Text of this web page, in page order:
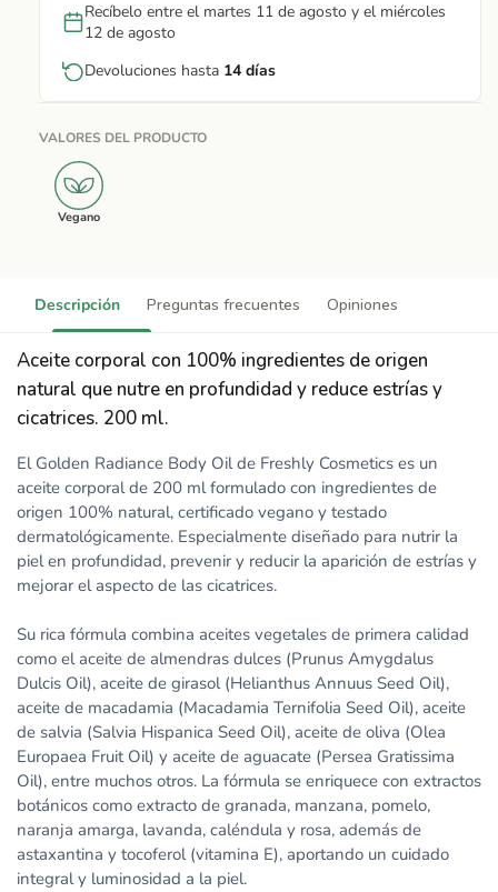
Recíbelo entre el martes 11 de agosto y el miércoles
12 de agosto
Devoluciones hasta 14 días
VALORES DEL PRODUCTO
Vegano
Descripción Preguntas frecuentes Opiniones
Aceite corporal con 100% ingredientes de origen
natural que nutre en profundidad y reduce estrías y
cicatrices. 200 ml.
El Golden Radiance Body Oil de Freshly Cosmetics es un
aceite corporal de 200 ml formulado con ingredientes de
origen 100% natural, certificado vegano y testado
dermatológicamente. Especialmente diseñado para nutrir la
piel en profundidad, prevenir y reducir la aparición de estrías y
mejorar el aspecto de las cicatrices.
Su rica fórmula combina aceites vegetales de primera calidad
como el aceite de almendras dulces (Prunus Amygdalus
Dulcis Oil), aceite de girasol (Helianthus Annuus Seed Oil),
aceite de macadamia (Macadamia Ternifolia Seed Oil), aceite
de salvia (Salvia Hispanica Seed Oil), aceite de oliva (Olea
Europaea Fruit Oil) y aceite de aguacate (Persea Gratissima
Oil), entre muchos otros. La fórmula se enriquece con extractos
botánicos como extracto de granada, manzana, pomelo,
naranja amarga, lavanda, caléndula y rosa, además de
astaxantina y tocoferol (vitamina E), aportando un cuidado
integral y luminosidad a la piel.